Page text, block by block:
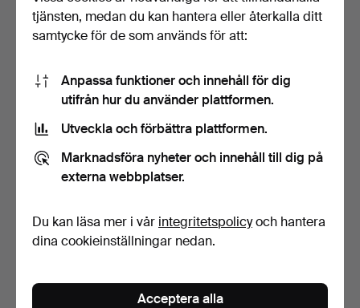
1900-talets a…
21 timmar
64 USD
Växjö/Kronober…
Värdering
53 USD
tjänsten, medan du kan hantera eller återkalla ditt
samtycke för de som används för att:
Anpassa funktioner och innehåll för dig
utifrån hur du använder plattformen.
Utveckla och förbättra plattformen.
Marknadsföra nyheter och innehåll till dig på
externa webbplatser.
Du kan läsa mer i vår integritetspolicyoch hantera
dina cookieinställningar nedan.
Acceptera alla